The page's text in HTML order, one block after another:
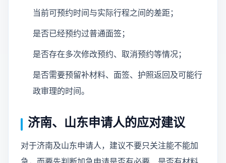
当前可预约时间与实际行程之间的差距；
是否已经预约过普通面签；
是否存在多次修改预约、取消预约等情况；
是否需要预留补材料、面签、护照返回及可能行
政审理的时间。
济南、山东申请人的应对建议
对于济南及山东申请人，建议不要只关注能不能加